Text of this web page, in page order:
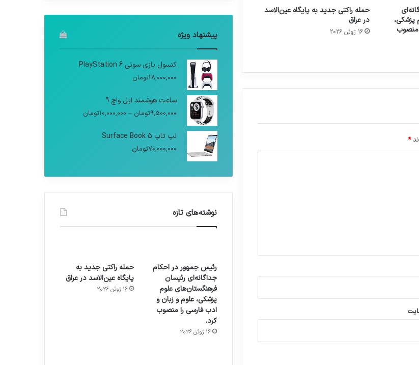
پزشکی،
منصوب
حمله راکتی جدید به پایگاه عین‌الاسد
در عراق
16 ژوئن 2026
*
پیشنهاد ویژه
کنسول بازی سونی PlayStation 6
18,000,000تومان
ساعت هوشمند اپل واچ 9
9,500,000تومان –
10,000,000تومان
لپ تاپ Surface Book 5
70,000,000تومان
نوشته‌های تازه
رئیس جمهور در احکام
جداگانه‌ای رئیسان
فرهنگستان‌های علوم
پزشکی، علوم و زبان و
ادب فارسی را منصوب
کرد.
16 ژوئن 2026
حمله راکتی جدید به
پایگاه عین‌الاسد در عراق
16 ژوئن 2026